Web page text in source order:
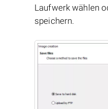
Laufwerk wählen
speichern.